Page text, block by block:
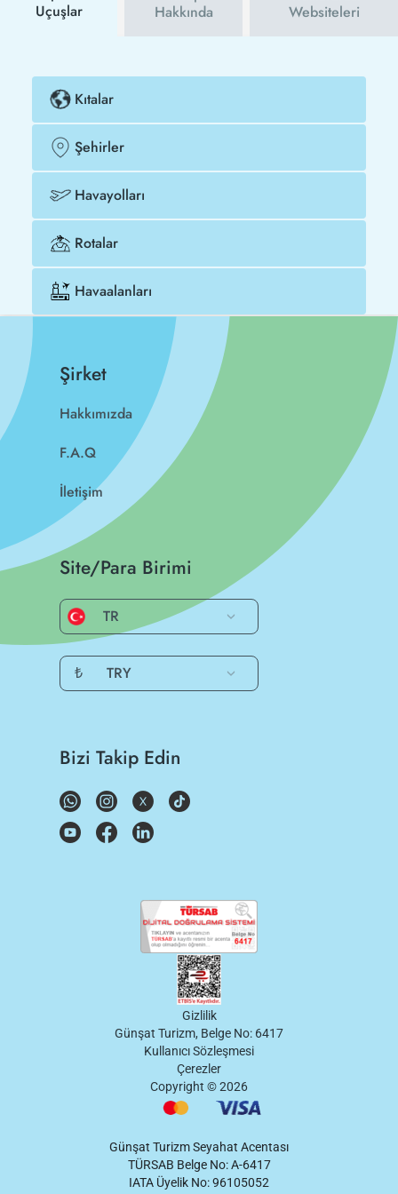
Uçuşlar
Hakkında
Websiteleri
Kıtalar
Şehirler
Havayolları
Rotalar
Havaalanları
Şirket
Hakkımızda
F.A.Q
İletişim
Site/Para Birimi
TR
₺ TRY
Bizi Takip Edin
Gizlilik
Günşat Turizm, Belge No: 6417
Kullanıcı Sözleşmesi
Çerezler
Copyright ©2026
Günşat Turizm Seyahat Acentası
TÜRSAB Belge No: A-6417
IATA Üyelik No: 96105052